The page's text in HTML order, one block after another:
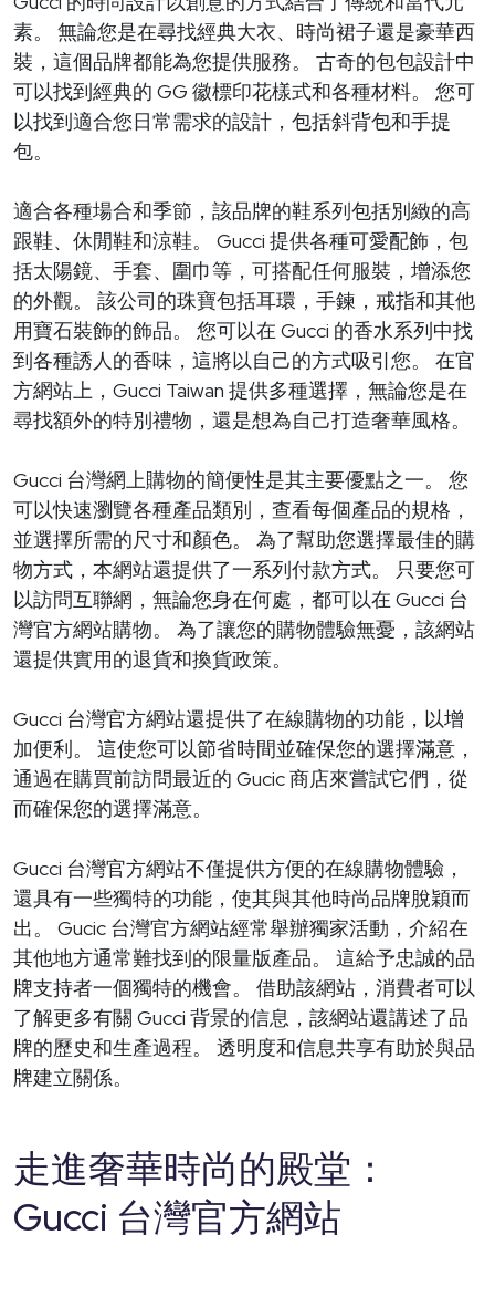
素。 無論您是在尋找經典大衣、時尚裙子還是豪華西
裝，這個品牌都能為您提供服務。 古奇的包包設計中
可以找到經典的 GG 徽標印花樣式和各種材料。 您可
以找到適合您日常需求的設計，包括斜背包和手提
包。
適合各種場合和季節，該品牌的鞋系列包括別緻的高
跟鞋、休閒鞋和涼鞋。 Gucci 提供各種可愛配飾，包
括太陽鏡、手套、圍巾等，可搭配任何服裝，增添您
的外觀。 該公司的珠寶包括耳環，手鍊，戒指和其他
用寶石裝飾的飾品。 您可以在 Gucci 的香水系列中找
到各種誘人的香味，這將以自己的方式吸引您。 在官
方網站上，Gucci Taiwan 提供多種選擇，無論您是在
尋找額外的特別禮物，還是想為自己打造奢華風格。
Gucci 台灣網上購物的簡便性是其主要優點之一。 您
可以快速瀏覽各種產品類別，查看每個產品的規格，
並選擇所需的尺寸和顏色。 為了幫助您選擇最佳的購
物方式，本網站還提供了一系列付款方式。 只要您可
以訪問互聯網，無論您身在何處，都可以在 Gucci 台
灣官方網站購物。 為了讓您的購物體驗無憂，該網站
還提供實用的退貨和換貨政策。
Gucci 台灣官方網站還提供了在線購物的功能，以增
加便利。 這使您可以節省時間並確保您的選擇滿意，
通過在購買前訪問最近的 Gucic 商店來嘗試它們，從
而確保您的選擇滿意。
Gucci 台灣官方網站不僅提供方便的在線購物體驗，
還具有一些獨特的功能，使其與其他時尚品牌脫穎而
出。 Gucic 台灣官方網站經常舉辦獨家活動，介紹在
其他地方通常難找到的限量版產品。 這給予忠誠的品
牌支持者一個獨特的機會。 借助該網站，消費者可以
了解更多有關 Gucci 背景的信息，該網站還講述了品
牌的歷史和生產過程。 透明度和信息共享有助於與品
牌建立關係。
走進奢華時尚的殿堂：
Gucci 台灣官方網站